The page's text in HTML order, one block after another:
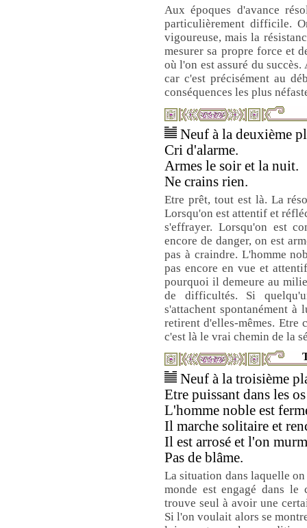
Aux époques d'avance
particulièrement difficile.
vigoureuse, mais la
mesurer sa propre force et
où l'on est assuré du
car c'est précisément au
conséquences les plus
Neuf à la deuxième
Cri d'alarme.
Armes le soir et la nuit.
Ne crains rien.
Etre prêt, tout est là. La
Lorsqu'on est attentif et
s'effrayer. Lorsqu'on est
encore de danger, on est
pas à craindre. L'homme
pas encore en vue et
pourquoi il demeure au
de difficultés. Si
s'attachent spontanément
retirent d'elles-mêmes. Etre
c'est là le vrai chemin de la
Neuf à la troisième
Etre puissant dans les
L'homme noble est
Il marche solitaire et
Il est arrosé et l'on
Pas de blâme.
La situation dans laquelle
monde est engagé dans
trouve seul à avoir une
Si l'on voulait alors se